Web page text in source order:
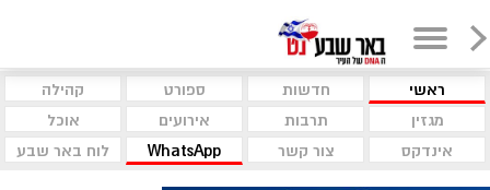
ראשי חדשות ספורט
קהילה
מגזין
תרבות אירועים
אוכל
אינדקס
צור קשר WhatsApp לוח באר שבע